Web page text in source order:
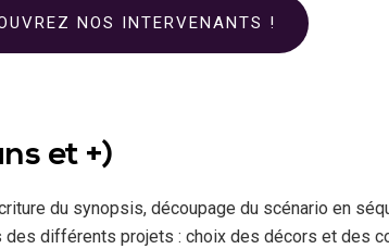
NOS INTERVENANTS !
et +)
du synopsis, découpage du scénario en
différents projets : choix des décors et des